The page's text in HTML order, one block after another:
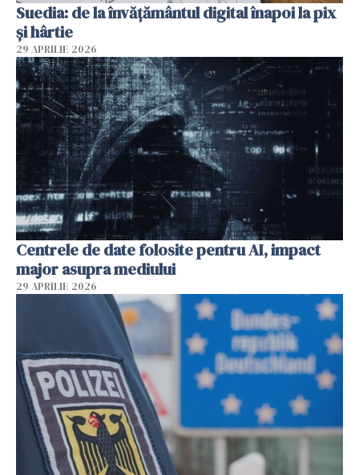
Suedia: de la învățământul digital înapoi la pix
și hârtie
29 APRILIE 2026
Centrele de date folosite pentru AI, impact
major asupra mediului
29 APRILIE 2026